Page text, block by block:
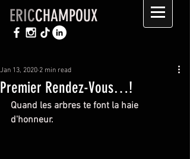
ERICCHAMPOUX
Premier Rendez-Vous…!
Jan 13, 2020 2 min read
Quand les arbres te font la haie
d'honneur.